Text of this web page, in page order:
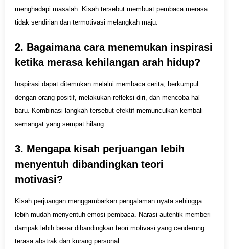
menghadapi masalah. Kisah tersebut membuat pembaca merasa
tidak sendirian dan termotivasi melangkah maju.
2. Bagaimana cara menemukan inspirasi
ketika merasa kehilangan arah hidup?
Inspirasi dapat ditemukan melalui membaca cerita, berkumpul
dengan orang positif, melakukan refleksi diri, dan mencoba hal
baru. Kombinasi langkah tersebut efektif memunculkan kembali
semangat yang sempat hilang.
3. Mengapa kisah perjuangan lebih
menyentuh dibandingkan teori
motivasi?
Kisah perjuangan menggambarkan pengalaman nyata sehingga
lebih mudah menyentuh emosi pembaca. Narasi autentik memberi
dampak lebih besar dibandingkan teori motivasi yang cenderung
terasa abstrak dan kurang personal.